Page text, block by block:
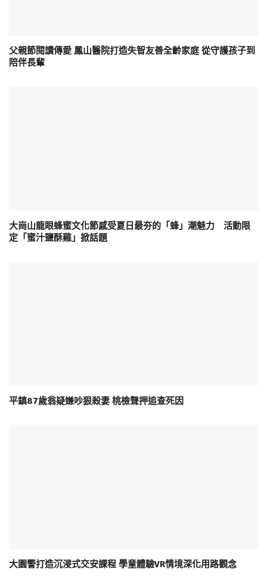
父親節閱讀傳愛 鳳山醫院打造失智友善全齡家庭 從守護孩子到
陪伴長輩
大崗山龍眼蜂蜜文化節感受夏日最夯的「蜂」潮魅力 活動限
定「蜜汁鹽酥雞」掀話題
平鎮87歲翁疑嫌吵狠殺妻 桃檢聲押追查死因
大園警打造沉浸式交安課程 學童體驗VR情境深化用路觀念